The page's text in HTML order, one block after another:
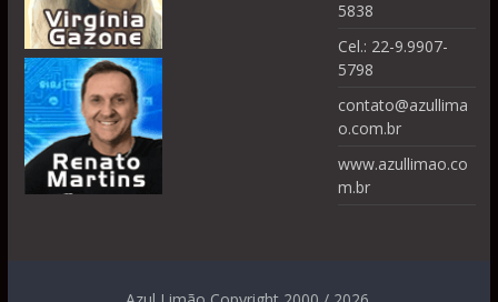
5838
Cel.: 22-9.9907-
5798
contato@azullima
o.com.br
www.azullimao.co
m.br